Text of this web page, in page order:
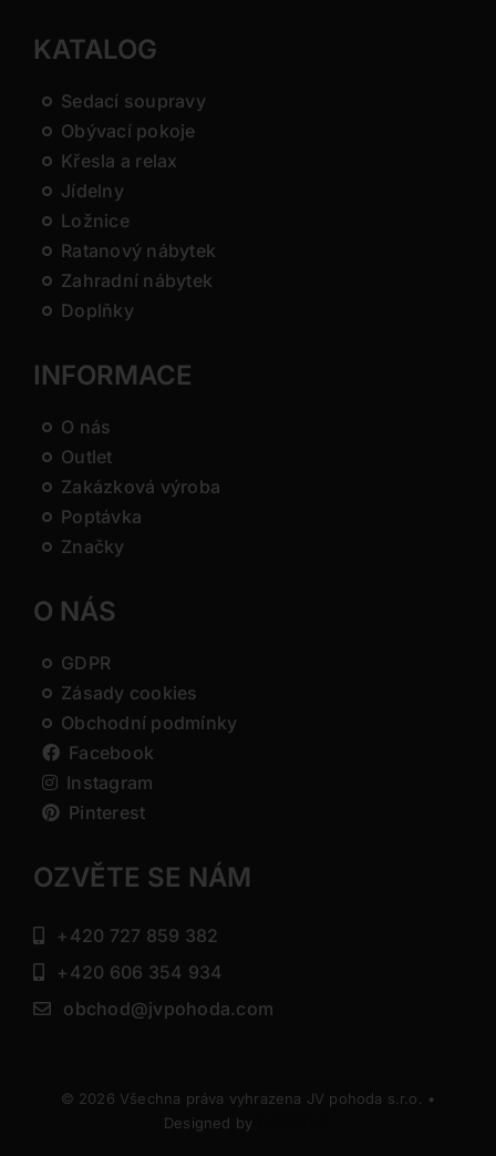
KATALOG
Sedací soupravy
Obývací pokoje
Křesla a relax
Jídelny
Ložnice
Ratanový nábytek
Zahradní nábytek
Doplňky
INFORMACE
O nás
Outlet
Zakázková výroba
Poptávka
Značky
O NÁS
GDPR
Zásady cookies
Obchodní podmínky
Facebook
Instagram
Pinterest
OZVĚTE SE NÁM
+420 727 859 382
+420 606 354 934
obchod@jvpohoda.com
© 2026 Všechna práva vyhrazena JV pohoda s.r.o. •
Designed by